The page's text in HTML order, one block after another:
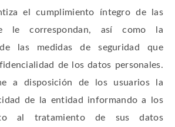
el cumplimiento íntegro de las
le correspondan, así como la
de las medidas de seguridad que
de los datos personales.
a disposición de los usuarios la
de la entidad informando a los
al tratamiento de sus datos